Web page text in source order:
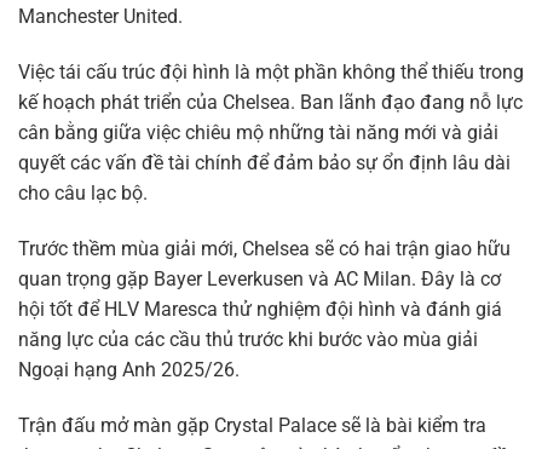
Manchester United.
Việc tái cấu trúc đội hình là một phần không thể thiếu trong
kế hoạch phát triển của Chelsea. Ban lãnh đạo đang nỗ lực
cân bằng giữa việc chiêu mộ những tài năng mới và giải
quyết các vấn đề tài chính để đảm bảo sự ổn định lâu dài
cho câu lạc bộ.
Trước thềm mùa giải mới, Chelsea sẽ có hai trận giao hữu
quan trọng gặp Bayer Leverkusen và AC Milan. Đây là cơ
hội tốt để HLV Maresca thử nghiệm đội hình và đánh giá
năng lực của các cầu thủ trước khi bước vào mùa giải
Ngoại hạng Anh 2025/26.
Trận đấu mở màn gặp Crystal Palace sẽ là bài kiểm tra